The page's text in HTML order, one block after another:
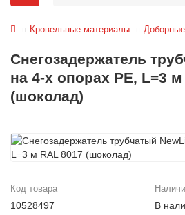
Кровельные материалы
Снегозадержатель
на 4-х опорах PE, L=3
(шоколад)
Код товара
10528497 В